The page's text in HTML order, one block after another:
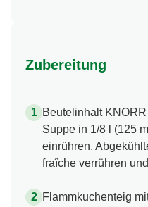
Zubereitung
Beutelinhalt
Suppe in 1/8 l (125
einrühren.
fraîche verrühren
Flammkuchenteig